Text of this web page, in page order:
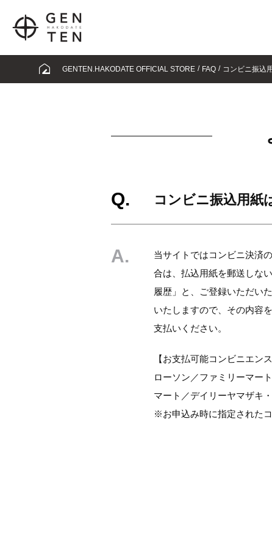
GENTEN.HAKODATE OFFICIAL STORE FAQ コンビニ振込
コンビニ振込用紙
当サイトではコンビニ決済
合は、払込用紙を郵送しな
履歴」と、ご登録いただい
いたしますので、その内容
支払いください。
【お支払可能コンビニエン
ローソン／ファミリーマー
マート／デイリーヤマザキ
※お申込み時に指定された